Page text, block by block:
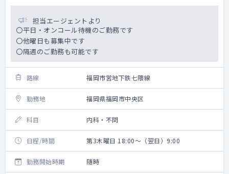
担当エージェントより
〇平日・オンコール待機のご勤務です
〇他曜日も募集中です
〇隔週のご勤務も可能です
路線 福岡市営地下鉄七隈線
勤務地 福岡県福岡市中央区
科目 内科・不問
日程/時間 第3木曜日 18:00～（翌日）9:00
勤務開始時期 随時